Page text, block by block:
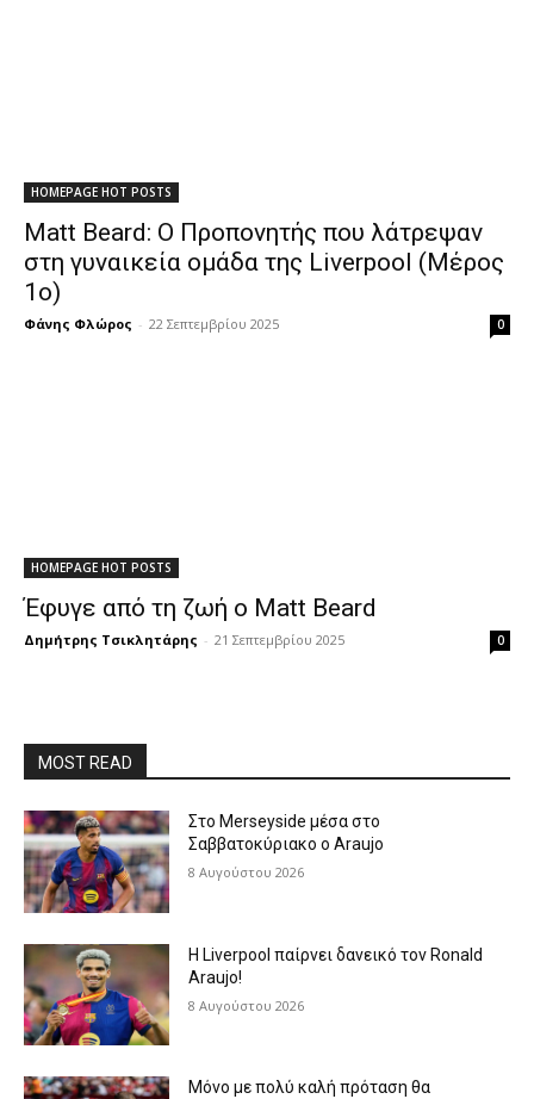
HOMEPAGE HOT POSTS
Matt Beard: O Προπονητής που λάτρεψαν
στη γυναικεία ομάδα της Liverpool (Μέρος
1ο)
Φάνης Φλώρος - 22 Σεπτεμβρίου 2025 0
HOMEPAGE HOT POSTS
Έφυγε από τη ζωή ο Matt Beard
Δημήτρης Τσικλητάρης - 21 Σεπτεμβρίου 2025 0
MOST READ
Στο Merseyside μέσα στο
Σαββατοκύριακο ο Araujo
8 Αυγούστου 2026
Η Liverpool παίρνει δανεικό τον Ronald
Araujo!
8 Αυγούστου 2026
Μόνο με πολύ καλή πρόταση θα